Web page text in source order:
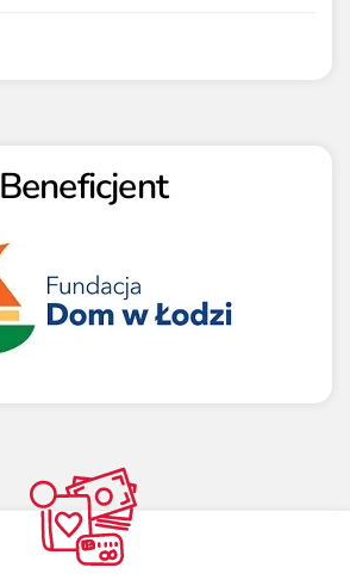
Beneficjent